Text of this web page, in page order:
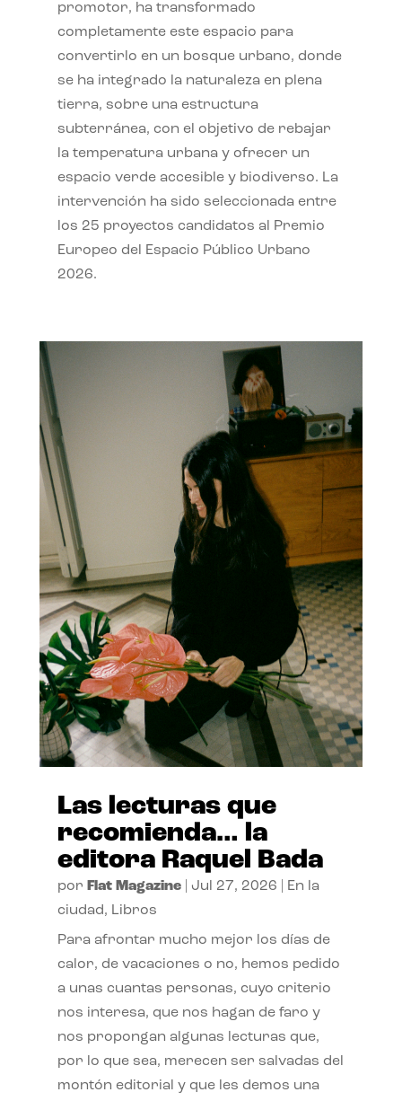
promotor, ha transformado
completamente este espacio para
convertirlo en un bosque urbano, donde
se ha integrado la naturaleza en plena
tierra, sobre una estructura
subterránea, con el objetivo de rebajar
la temperatura urbana y ofrecer un
espacio verde accesible y biodiverso. La
intervención ha sido seleccionada entre
los 25 proyectos candidatos al Premio
Europeo del Espacio Público Urbano
2026.
Las lecturas que
recomienda… la
editora Raquel Bada
por Flat Magazine| Jul 27, 2026
En la
ciudad, Libros
Para afrontar mucho mejor los días de
calor, de vacaciones o no, hemos pedido
a unas cuantas personas, cuyo criterio
nos interesa, que nos hagan de faro y
nos propongan algunas lecturas que,
por lo que sea, merecen ser salvadas del
montón editorial y que les demos una